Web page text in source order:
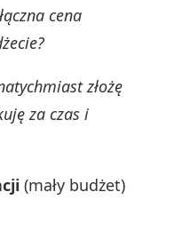
cena
złożę
za czas i
(mały budżet)